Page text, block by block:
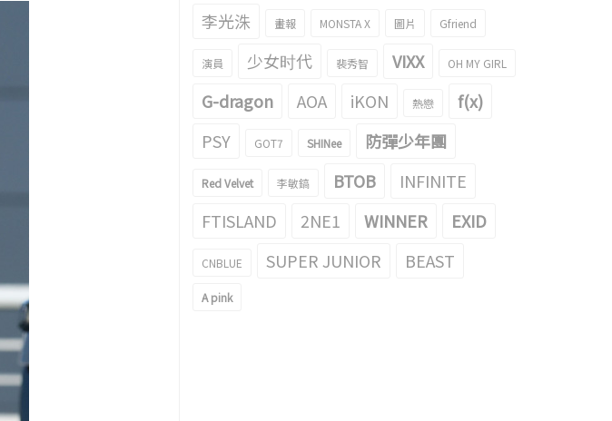
李光洙 畫報 MONSTA X 圖片 Gfriend
演員 少女时代 裴秀智 VIXX OH MY GIRL
G-dragon AOA iKON 熱戀
f(x)
PSY
GOT7 SHINee 防彈少年團
Red Velvet 李敏鎬 BTOB
INFINITE
FTISLAND
2NE1 WINNER EXID
CNBLUE SUPER JUNIOR BEAST
A pink